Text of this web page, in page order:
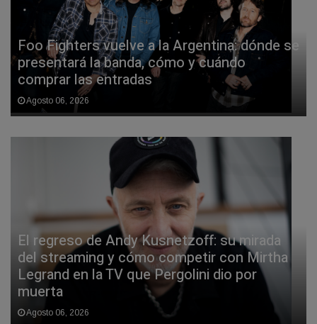
Foo Fighters vuelve a la Argentina: dónde se
presentará la banda, cómo y cuándo
comprar las entradas
Agosto 06, 2026
El regreso de Andy Kusnetzoff: su mirada
del streaming y cómo competir con Mirtha
Legrand en la TV que Pergolini dio por
muerta
Agosto 06, 2026